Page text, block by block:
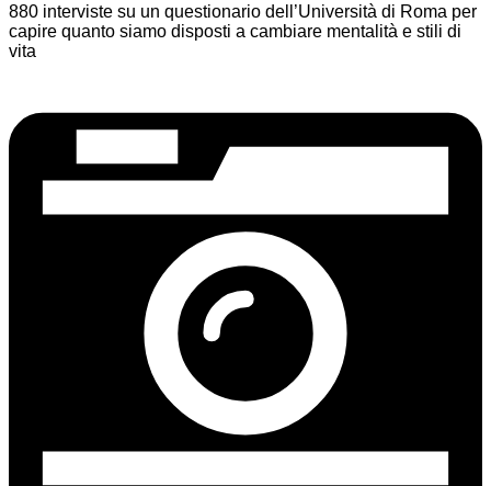
880 interviste su un questionario dell’Università di Roma per
capire quanto siamo disposti a cambiare mentalità e stili di
vita